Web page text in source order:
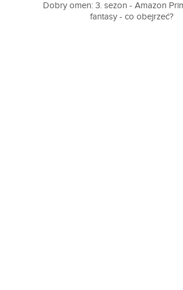
Dobry omen: 3. sezon - Amazon
fantasy - co obejrzeć?